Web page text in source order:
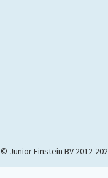
© Junior Einstein BV 2012-